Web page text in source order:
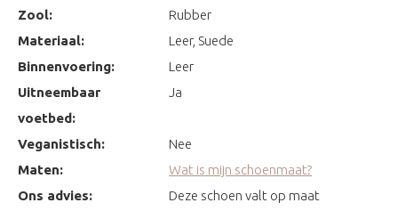
Zool:
Rubber
Materiaal:
Leer, Suede
Binnenvoering:
Leer
Uitneembaar
voetbed:
Ja
Veganistisch:
Nee
Maten:
Wat is mijn schoenmaat?
Ons advies:
Deze schoen valt op maat